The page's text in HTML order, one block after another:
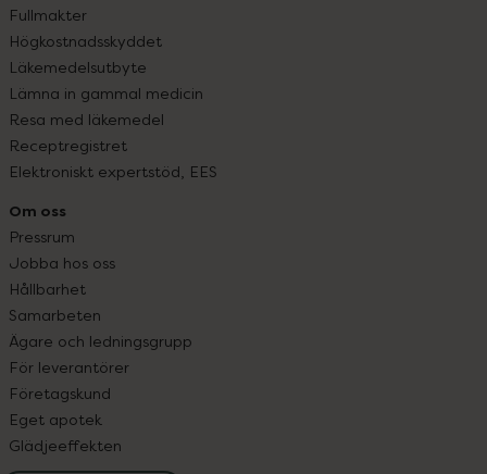
Fullmakter
Högkostnadsskyddet
Läkemedelsutbyte
Lämna in gammal medicin
Resa med läkemedel
Receptregistret
Elektroniskt expertstöd, EES
Om oss
Pressrum
Jobba hos oss
Hållbarhet
Samarbeten
Ägare och ledningsgrupp
För leverantörer
Företagskund
Eget apotek
Glädjeeffekten